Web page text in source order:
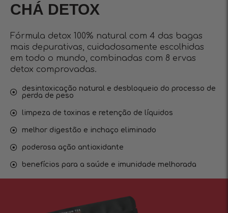
CHÁ DETOX
Fórmula detox 100% natural com 4 das bagas
mais depurativas, cuidadosamente escolhidas
em todo o mundo, combinadas com 8 ervas
detox comprovadas.
desintoxicação natural e desbloqueio do processo de
perda de peso
limpeza de toxinas e retenção de líquidos
melhor digestão e inchaço eliminado
poderosa ação antioxidante
benefícios para a saúde e imunidade melhorada